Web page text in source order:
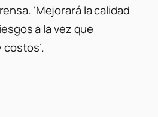
‘Mejorará la calidad
a la vez que